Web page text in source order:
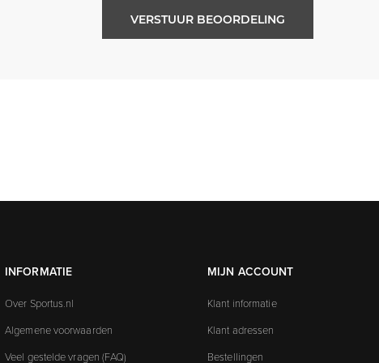
VERSTUUR BEOORDELING
INFORMATIE
Over Sportus.nl
Algemene voorwaarden
Veel gestelde vragen (FAQ)
MIJN ACCOUNT
Klant informatie
Klant adressen
Bestellingen